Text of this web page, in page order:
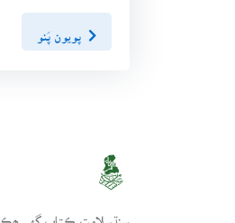
پويون پَنو
سنڌسلامت ڪتاب گهر ھڪ